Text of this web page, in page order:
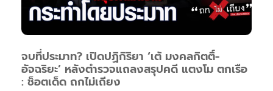
จบที่ประมาท? เปิดปฏิกิริยา ‘เต้ มงคลกิตติ์-
อัจฉริยะ’ หลังตำรวจแถลงสรุปคดี แตงโม ตกเรือ
: ช็อตเด็ด ถกไม่เถียง